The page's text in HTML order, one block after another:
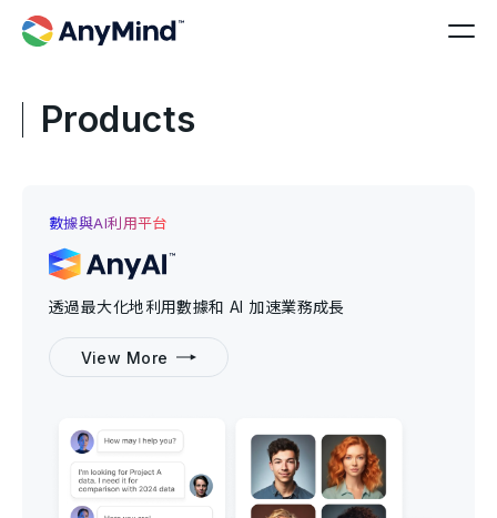
Products
數據與AI利用平台
透過最大化地利用數據和 AI 加速業務成長
View More